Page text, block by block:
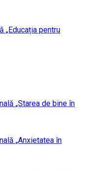
„Educația pentru
„Starea de bine în
„Anxietatea în